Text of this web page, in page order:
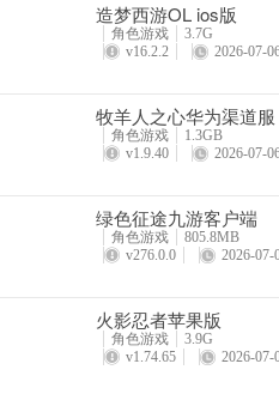
[时光岛盛大开放]：十周年庆典地
[新老嘉宾来捧场]：小恶魔和周年
[玩家地图周年献礼]：《迷你世界
十年相伴，初心不改，迷你世界十
年周年装扮限时返场，迷你季S7全
造梦西游OL ios版
角色游戏
3.7G
v16.2.2
2026-07-
牧羊人之心华为渠道服
角色游戏
1.3GB
v1.9.40
2026-07-
绿色征途九游客户端
角色游戏
805.8MB
v276.0.0
2026-07-
火影忍者苹果版
角色游戏
3.9G
v1.74.65
2026-07-